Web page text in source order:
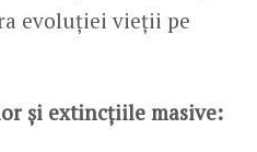
evoluției vieții pe
și extincțiile masive: